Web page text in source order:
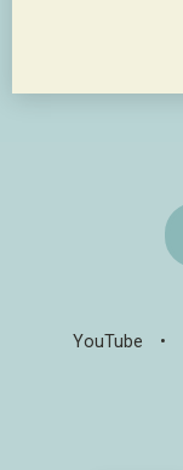
•
YouTube